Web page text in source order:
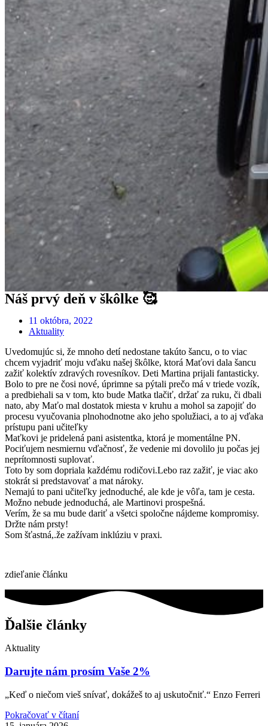
Náš prvý deň v škôlke 🥰
11 októbra, 2022
Aktuality
Uvedomujúc si, že mnoho detí nedostane takúto šancu, o to viac
chcem vyjadriť moju vďaku našej škôlke, ktorá Maťovi dala šancu
zažiť kolektív zdravých rovesníkov. Deti Martina prijali fantasticky.
Bolo to pre ne čosi nové, úprimne sa pýtali prečo má v triede vozík,
a predbiehali sa v tom, kto bude Matka tlačiť, držať za ruku, či dbali
nato, aby Maťo mal dostatok miesta v kruhu a mohol sa zapojiť do
procesu vyučovania plnohodnotne ako jeho spolužiaci, a to aj vďaka
prístupu pani učiteľky
Maťkovi je pridelená pani asistentka, ktorá je momentálne PN.
Pociťujem nesmiernu vďačnosť, že vedenie mi dovolilo ju počas jej
neprítomnosti suplovať.
Toto by som dopriala každému rodičovi.Lebo raz zažiť, je viac ako
stokrát si predstavovať a mat nároky.
Nemajú to pani učiteľky jednoduché, ale kde je vôľa, tam je cesta.
Možno nebude jednoduchá, ale Martinovi prospešná.
Verím, že sa mu bude dariť a všetci spoločne nájdeme kompromisy.
Držte nám prsty!
Som šťastná,.že zažívam inklúziu v praxi.
zdieľanie článku
Ďalšie články
Aktuality
Darujte nám prosím Vaše 2%
„Keď o niečom vieš snívať, dokážeš to aj uskutočniť.“ Enzo Ferreri
Pokračovať v čítaní